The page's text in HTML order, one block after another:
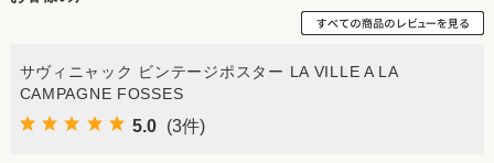
サヴィニャック ビンテージポスター LA VILLE A LA
CAMPAGNE FOSSES
5.0 (3件)